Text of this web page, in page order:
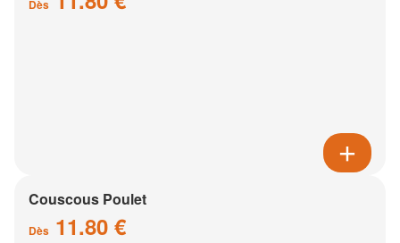
Dès
Couscous Poulet
Dès 11.80 €